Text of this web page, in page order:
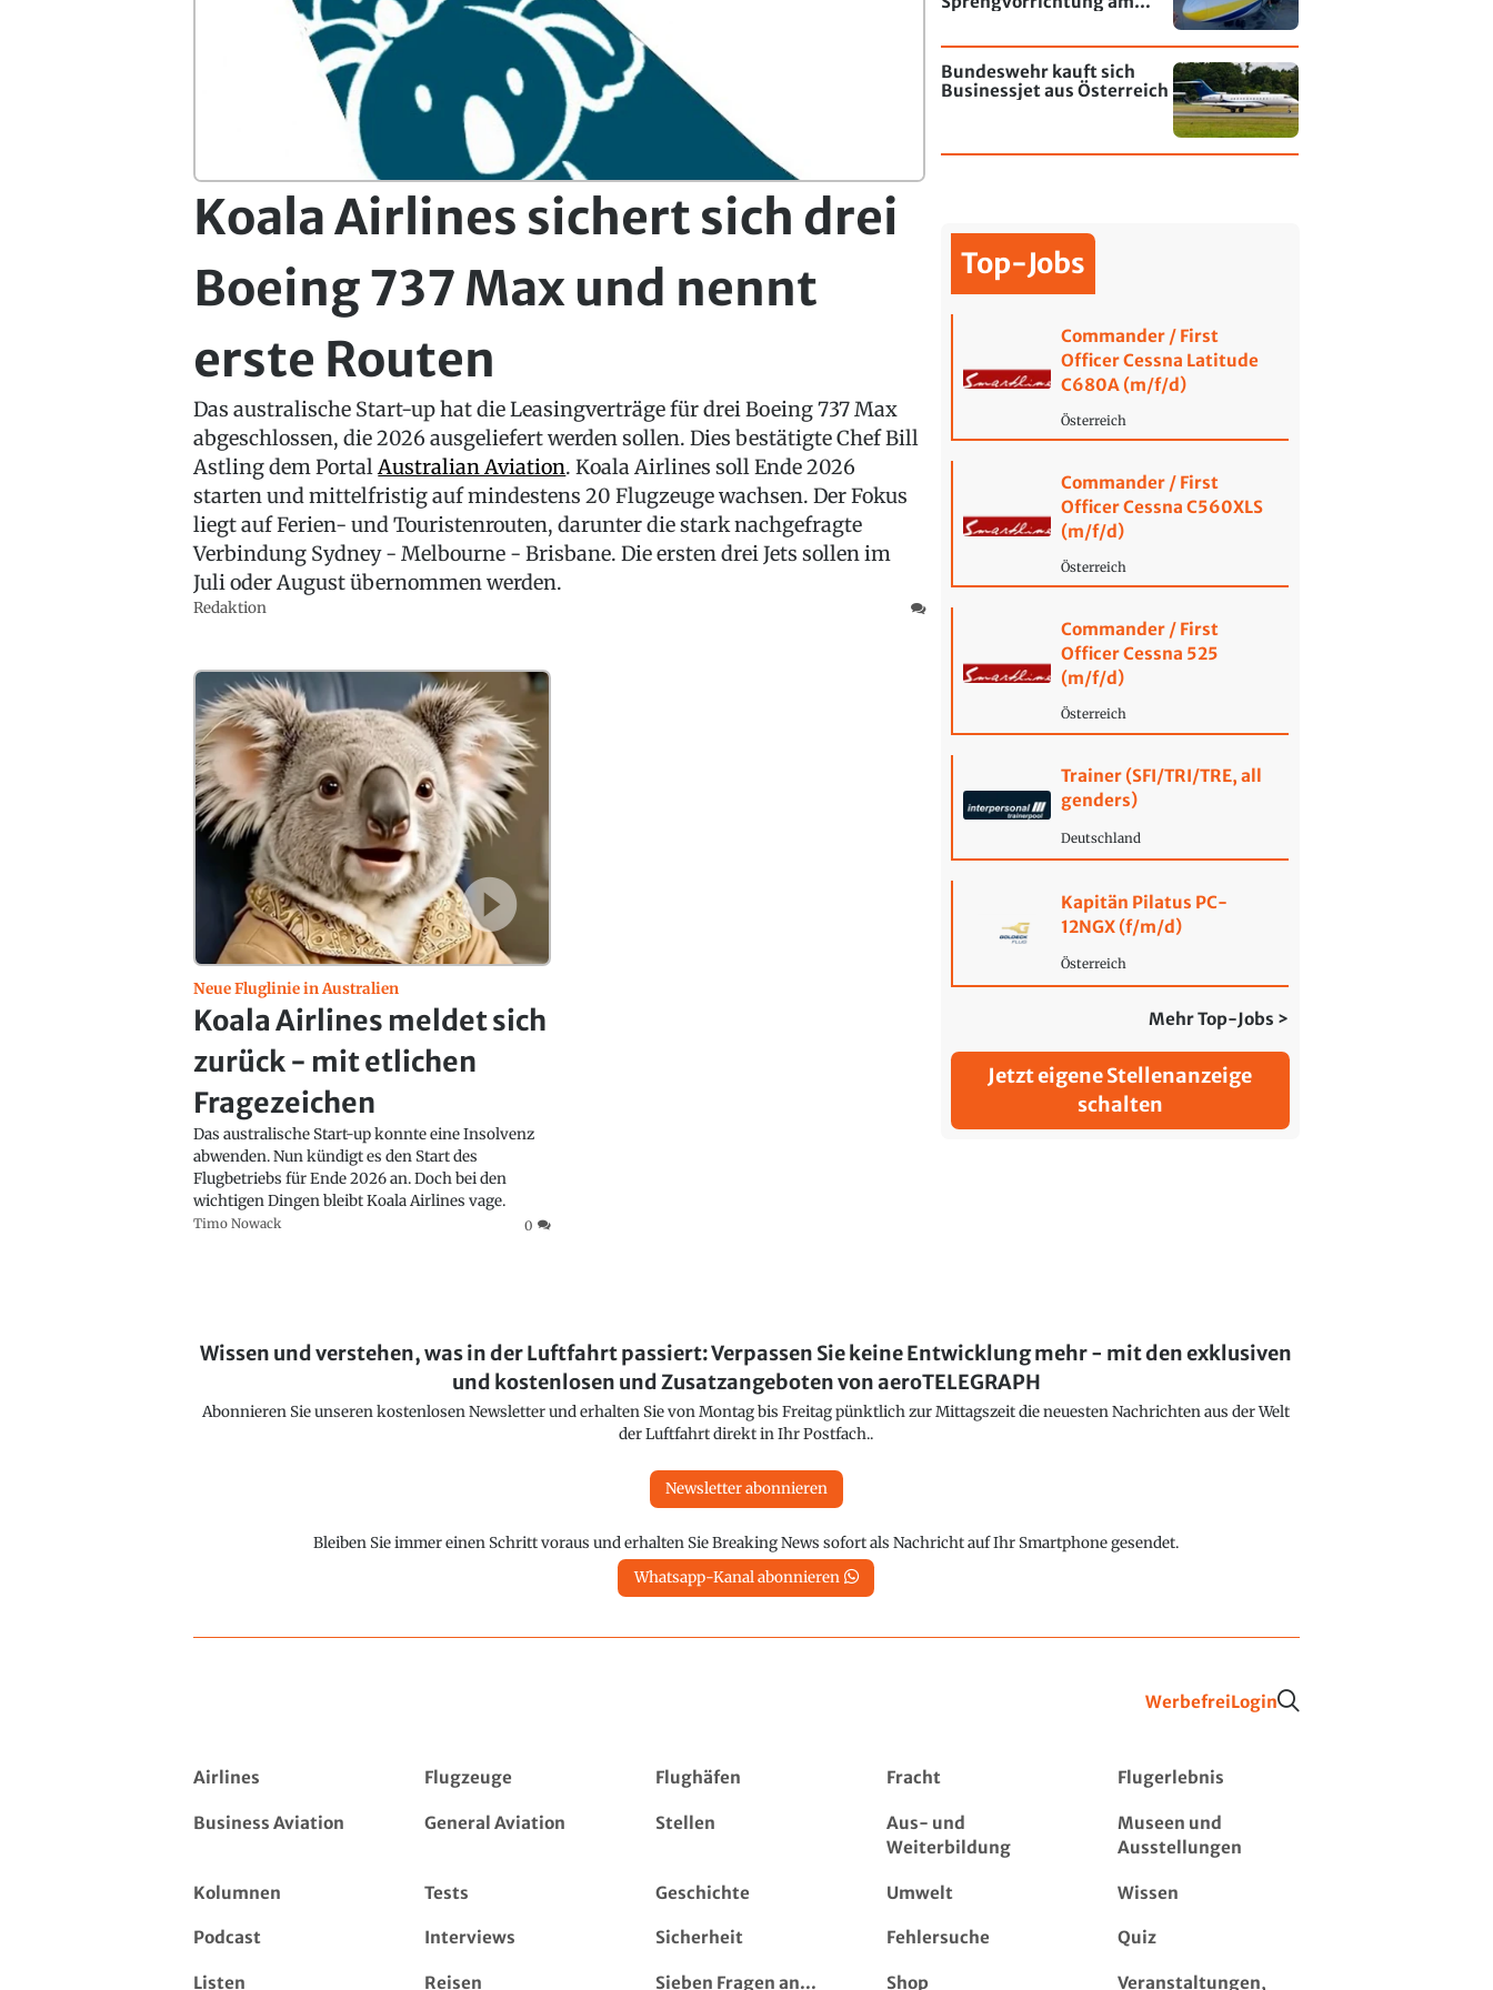
Koala Airlines sichert sich drei
Boeing 737 Max und nennt
erste Routen
Das australische Start-up hat die Leasingverträge für drei Boeing 737 Max
abgeschlossen, die 2026 ausgeliefert werden sollen. Dies bestätigte Chef Bill
Astling dem PortalAustralian Aviation. Koala Airlines soll Ende 2026
starten und mittelfristig auf mindestens 20 Flugzeuge wachsen. Der Fokus
liegt auf Ferien- und Touristenrouten, darunter die stark nachgefragte
Verbindung Sydney - Melbourne - Brisbane. Die ersten drei Jets sollen im
Juli oder August übernommen werden.
Redaktion
Neue Fluglinie in Australien
Koala Airlines meldet sich
zurück - mit etlichen
Fragezeichen
Das australische Start-up konnte eine Insolvenz
abwenden. Nun kündigt es den Start des
Flugbetriebs für Ende 2026 an. Doch bei den
wichtigen Dingen bleibt Koala Airlines vage.
Timo Nowack 0
Bundeswehr kauft sich
Businessjet aus Österreich
Top-Jobs
Commander / First
Officer Cessna Latitude
C680A (m/f/d)
Österreich
Commander / First
Officer Cessna C560XLS
(m/f/d)
Österreich
Commander / First
Officer Cessna 525
(m/f/d)
Österreich
Trainer (SFI/TRI/TRE, all
genders)
Deutschland
Kapitän Pilatus PC-
12NGX (f/m/d)
Österreich
Mehr Top-Jobs >
Jetzt eigene Stellenanzeige
schalten
Wissen und verstehen, was in der Luftfahrt passiert: Verpassen Sie keine Entwicklung mehr - mit den exklusiven
und kostenlosen und Zusatzangeboten von aeroTELEGRAPH
Abonnieren Sie unseren kostenlosen Newsletter und erhalten Sie von Montag bis Freitag pünktlich zur Mittagszeit die neuesten Nachrichten aus der Welt
der Luftfahrt direkt in Ihr Postfach..
Newsletter abonnieren
Bleiben Sie immer einen Schritt voraus und erhalten Sie Breaking News sofort als Nachricht auf Ihr Smartphone gesendet.
Whatsapp-Kanal abonnieren
WerbefreiLogin
Airlines Flugzeuge Flughäfen Fracht Flugerlebnis
Business Aviation General Aviation Stellen
Aus- und
Weiterbildung
Museen und
Ausstellungen
Kolumnen Tests Geschichte Umwelt Wissen
Podcast Interviews Sicherheit Fehlersuche Quiz
Listen Reisen Sieben Fragen an... Shop Veranstaltungen,